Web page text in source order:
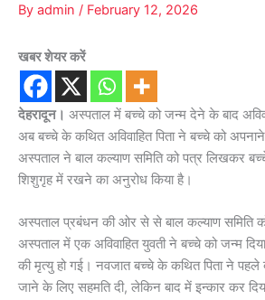
By admin / February 12, 2026
खबर शेयर करें
देहरादून। अस्पताल में बच्चे को जन्म देने के बाद
अब बच्चे के कथित अविवाहित पिता ने बच्चे को
अस्पताल ने बाल कल्याण समिति को पत्र लिखकर
शिशुगृह में रखने का अनुरोध किया है।
अस्पताल प्रबंधन की ओर से से बाल कल्याण समिति
अस्पताल में एक अविवाहित युवती ने बच्चे को जन्म
की मृत्यु हो गई। नवजात बच्चे के कथित पिता ने
जाने के लिए सहमति दी, लेकिन बाद में इन्कार कर